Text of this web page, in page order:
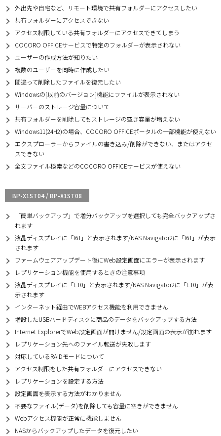
外出先や自宅など、リモート環境で共有フォルダーにアクセスしたい
共有フォルダーにアクセスできない
アクセス制限している共有フォルダーにアクセスできてしまう
COCORO OFFICEサービスで特定のフォルダーが表示されない
ユーザーの作成方法が知りたい
複数のユーザーを同時に作成したい
間違って削除したファイルを復元したい
Windowsの[以前のバージョン]機能にファイルが表示されない
サーバーのストレージ容量について
共有フォルダーを削除してもストレージの空き容量が増えない
Windows11(24H2)の場合、COCORO OFFICEポータルの一部機能が使えない
エクスプローラーからファイルの書き込み/削除ができない、またはアクセ
スできない
全文ファイル検索などのCOCORO OFFICEサービスが使えない
BP-X1ST04 / BP-X1ST08
「簡単バックアップ」で増分バックアップを選択しても完全バックアップさ
れます
液晶ディスプレイに「I61」と表示されます/NAS Navigator2に「I61」が表示
されます
ファームウェアアップデート後にWeb設定画面にエラーが表示されます
レプリケーション機能を使用するときの注意事項
液晶ディスプレイに「E10」と表示されます/NAS Navigator2に「E10」が表
示されます
インターネット経由でWEBアクセス機能を利用できません
増設したUSBハードディスクに商品のデータをバックアップする方法
Internet ExplorerでWeb設定画面が開けません/設定画面の表示が崩れます
レプリケーション先へのファイル転送が失敗します
対応しているRAIDモードについて
アクセス制限をした共有フォルダーにアクセスできない
レプリケーションを設定する方法
設定画面を表示する方法がわかりません
不要なファイル(データ)を削除しても容量に空きができません
Webアクセス機能が正常に機能しません
NASからバックアップしたデータを復元したい